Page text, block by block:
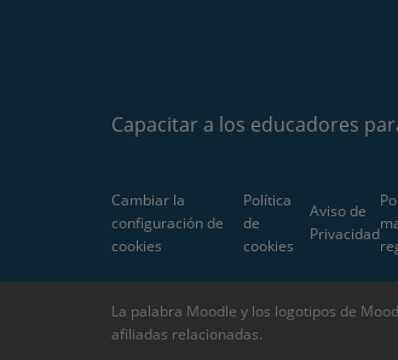
Capacitar a los educadores
Cambiar la
configuración de
cookies
Política
de
cookies
Aviso de
Privacidad
La palabra Moodle y los logotipos de
afiliadas relacionadas.